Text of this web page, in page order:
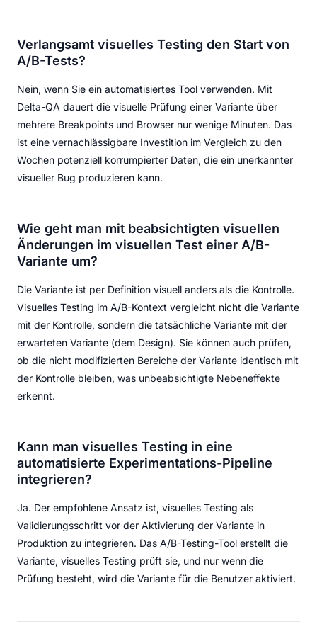
Verlangsamt visuelles Testing den Start von
A/B-Tests?
Nein, wenn Sie ein automatisiertes Tool verwenden. Mit
Delta-QA dauert die visuelle Prüfung einer Variante über
mehrere Breakpoints und Browser nur wenige Minuten. Das
ist eine vernachlässigbare Investition im Vergleich zu den
Wochen potenziell korrumpierter Daten, die ein unerkannter
visueller Bug produzieren kann.
Wie geht man mit beabsichtigten visuellen
Änderungen im visuellen Test einer A/B-
Variante um?
Die Variante ist per Definition visuell anders als die Kontrolle.
Visuelles Testing im A/B-Kontext vergleicht nicht die Variante
mit der Kontrolle, sondern die tatsächliche Variante mit der
erwarteten Variante (dem Design). Sie können auch prüfen,
ob die nicht modifizierten Bereiche der Variante identisch mit
der Kontrolle bleiben, was unbeabsichtigte Nebeneffekte
erkennt.
Kann man visuelles Testing in eine
automatisierte Experimentations-Pipeline
integrieren?
Ja. Der empfohlene Ansatz ist, visuelles Testing als
Validierungsschritt vor der Aktivierung der Variante in
Produktion zu integrieren. Das A/B-Testing-Tool erstellt die
Variante, visuelles Testing prüft sie, und nur wenn die
Prüfung besteht, wird die Variante für die Benutzer aktiviert.